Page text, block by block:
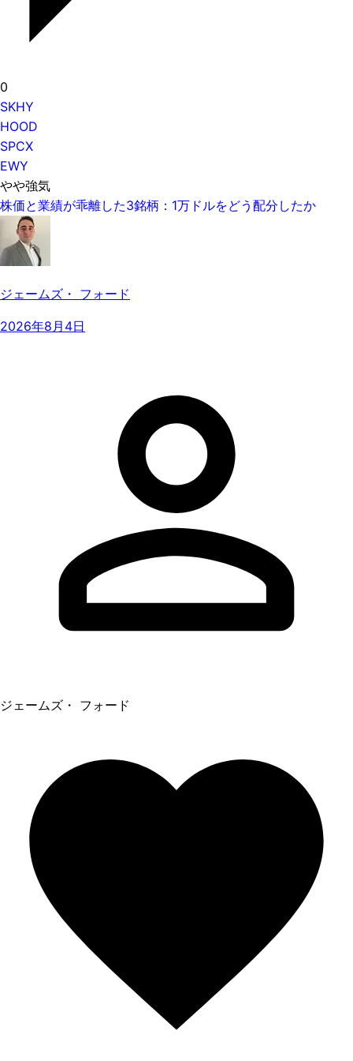
0
SKHY
HOOD
SPCX
EWY
やや強気
株価と業績が乖離した3銘柄：1万ドルをどう配分したか
ジェームズ・ フォード
2026年8月4日
ジェームズ・ フォード